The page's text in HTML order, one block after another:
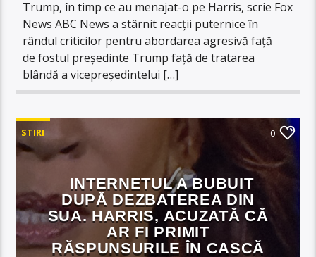
Trump, în timp ce au menajat-o pe Harris, scrie Fox
News ABC News a stârnit reacții puternice în
rândul criticilor pentru abordarea agresivă față
de fostul președinte Trump față de tratarea
blândă a vicepreședintelui […]
STIRI 0
INTERNETUL A BUBUIT
DUPĂ DEZBATEREA DIN
SUA. HARRIS, ACUZATĂ CĂ
AR FI PRIMIT
RĂSPUNSURILE ÎN CASCĂ